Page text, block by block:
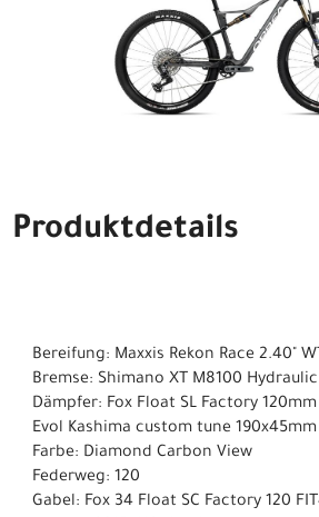
Produktdetails
Bereifung: Maxxis Rekon Race 2.40"
Bremse: Shimano XT M8100
Dämpfer: Fox Float SL Factory
Evol Kashima custom tune 190x45mm
Farbe: Diamond Carbon View
Federweg: 120
Gabel: Fox 34 Float SC Factory 120